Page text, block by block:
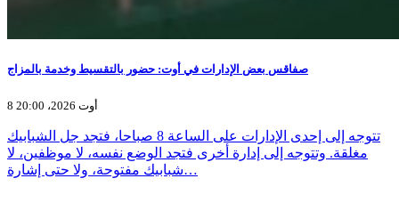
صفاقس بعض الإدارات في أوت: حضور بالتقسيط وخدمة بالمزاج
8 أوت 2026، 20:00
تتوجه إلى إحدى الإدارات على الساعة 8 صباحا، فتجد جل الشبابيك
مغلقة. وتتوجه إلى إدارة أخرى فتجد الوضع نفسه، لا موظفين، لا
شبابيك مفتوحة، ولا حتى إشارة…